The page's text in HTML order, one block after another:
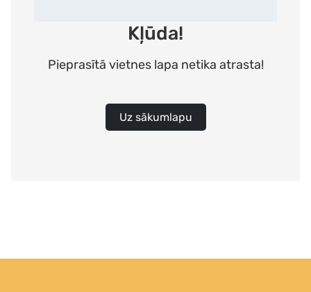
Kļūda!
Pieprasītā vietnes lapa netika atrasta!
Uz sākumlapu